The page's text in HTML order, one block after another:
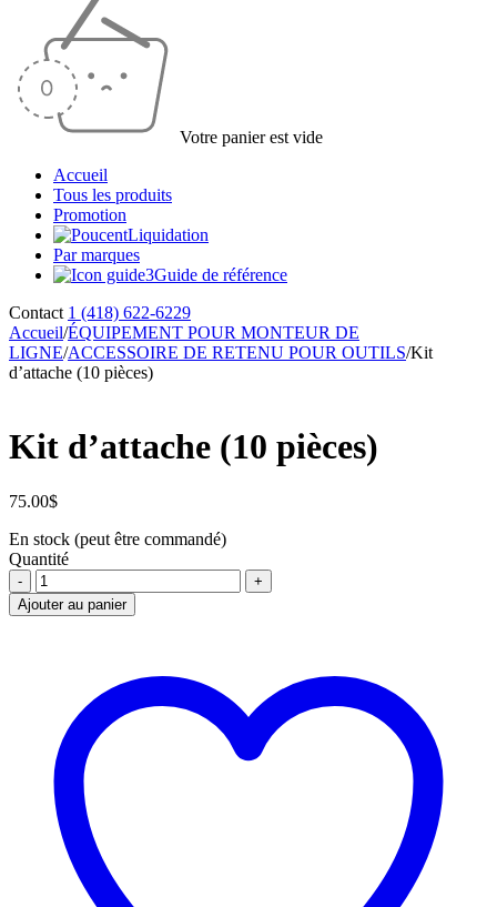
Votre panier est vide
Accueil
Tous les produits
Promotion
Liquidation
Par marques
Guide de référence
Contact 1 (418) 622-6229
Accueil/ÉQUIPEMENT POUR MONTEUR DE
LIGNE/ACCESSOIRE DE RETENU POUR OUTILS/Kit
d’attache (10 pièces)
Kit d’attache (10 pièces)
75.00$
En stock (peut être commandé)
Quantité
Kit
d'attache
(10
Ajouter au panier